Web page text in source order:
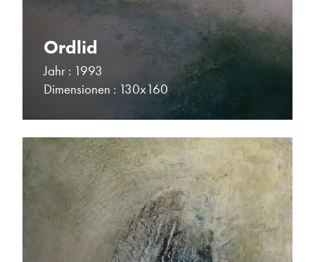
Ordlid
Jahr : 1993
Dimensionen : 130x160